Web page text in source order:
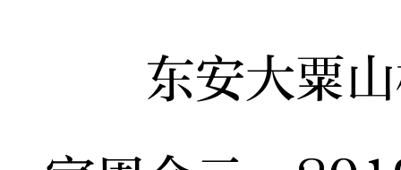
东安大粟山